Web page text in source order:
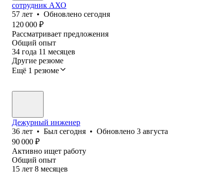
сотрудник АХО
57 лет • Обновлено сегодня
120 000 ₽
Рассматривает предложения
Общий опыт
34 года 11 месяцев
Другие резюме
Ещё 1 резюме
Дежурный инженер
36 лет • Был сегодня • Обновлено 3 августа
90 000 ₽
Активно ищет работу
Общий опыт
15 лет 8 месяцев